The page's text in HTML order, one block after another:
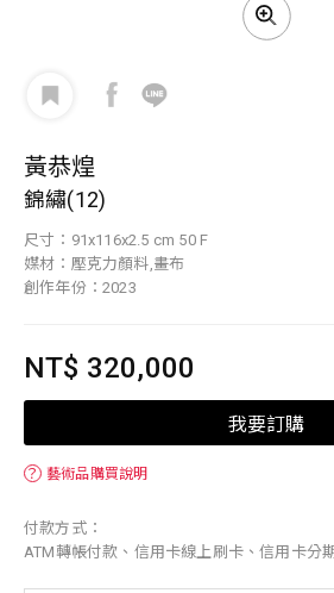
黃恭煌
錦繡(12)
尺寸：91x116x2.5 cm 50 F
媒材：壓克力顏料,畫布
創作年份：2023
NT$ 320,000
我要訂購
？ 藝術品購買說明
付款方式：
ATM轉帳付款、信用卡線上刷卡、信用卡分期